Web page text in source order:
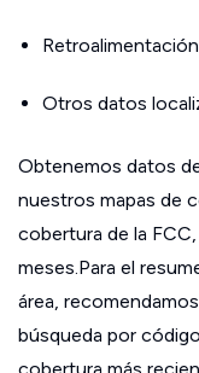
Otros datos
Obtenemos datos
nuestros mapas de
cobertura de la
meses.Para el
área,
búsqueda por